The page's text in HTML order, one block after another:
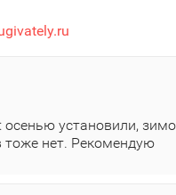
осенью установили,
нет. Рекомендую